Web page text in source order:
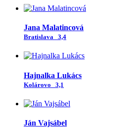
Jana Malatincová
Bratislava 3,4
Hajnalka Lukács
Kolárovo 3,1
Ján Vajsábel